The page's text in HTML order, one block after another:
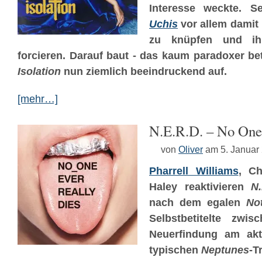
Interesse weckte.
Uchis vor allem
zu knüpfen und
forcieren. Darauf baut - das kaum paradoxer
Isolation nun ziemlich beeindruckend auf.
[mehr…]
N.E.R.D. – No
von Oliver am 5. Januar
Pharrell Williams,
Haley reaktivieren
nach dem egalen
Selbstbetitelte
Neuerfindung am
typischen Neptunes-